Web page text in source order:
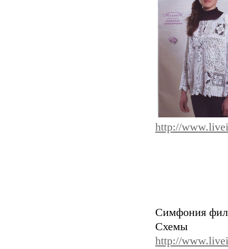
http://
Симфония
http://